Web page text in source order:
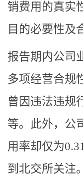
销费用的真实
目的必要性及
报告期内公司
多项经营合规
曾因违法违规
等。此外，公
用率却仅为
到北交所关注。